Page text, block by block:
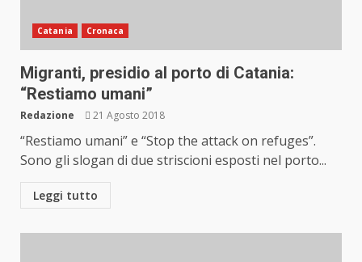
Catania Cronaca
Migranti, presidio al porto di Catania:
“Restiamo umani”
Redazione 21 Agosto 2018
“Restiamo umani” e “Stop the attack on refuges”.
Sono gli slogan di due striscioni esposti nel porto...
Leggi tutto